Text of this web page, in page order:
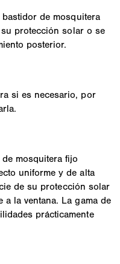
de mosquitera
protección solar o se
posterior.
si es necesario, por
mosquitera fijo
uniforme y de alta
de su protección solar
la ventana. La gama de
prácticamente